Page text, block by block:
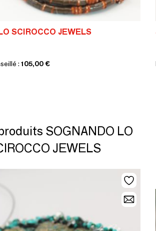
SCIROCCO JEWELS
: 105,00 €
SOGNANDO LO
JEWELS